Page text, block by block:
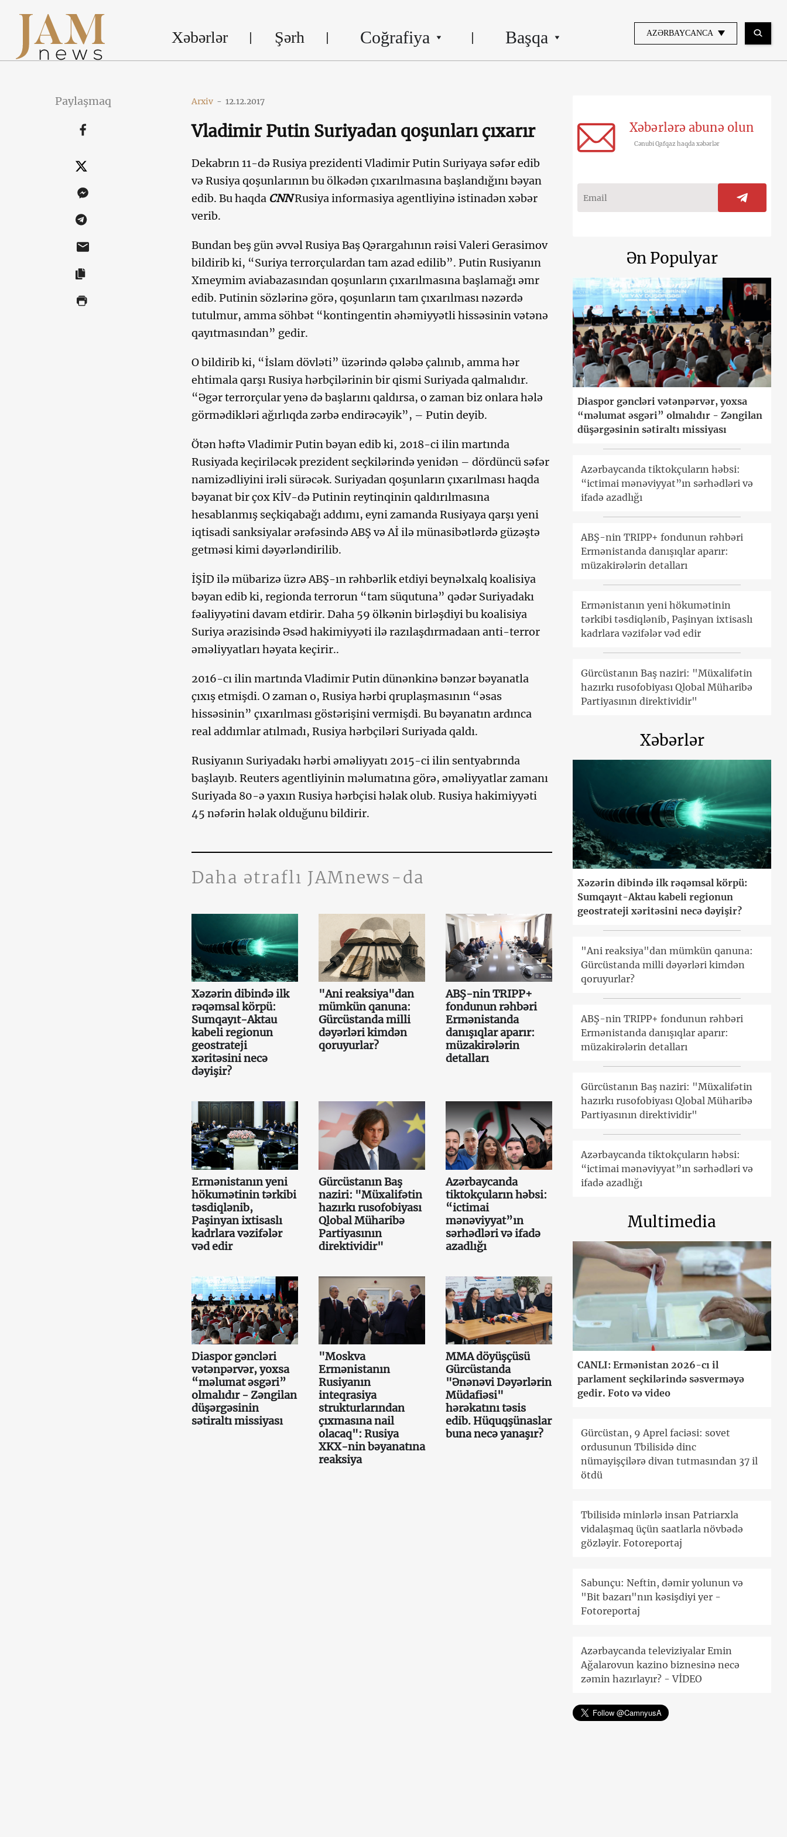
Xəbərlər Şərh Coğrafiya Başqa AZƏRBAYCANCA
Paylaşmaq Arxiv - 12.12.2017
Vladimir Putin Suriyadan qoşunları çıxarır
Dekabrın 11-də Rusiya prezidenti Vladimir Putin Suriyaya səfər edib
və Rusiya qoşunlarının bu ölkədən çıxarılmasına başlandığını bəyan
edib. Bu haqda CNNRusiya informasiya agentliyinə istinadən xəbər
verib.
Bundan beş gün əvvəl Rusiya Baş Qərargahının rəisi Valeri Gerasimov
bildirib ki, “Suriya terrorçulardan tam azad edilib”. Putin Rusiyanın
Xmeymim aviabazasından qoşunların çıxarılmasına başlamağı əmr
edib. Putinin sözlərinə görə, qoşunların tam çıxarılması nəzərdə
tutulmur, amma söhbət “kontingentin əhəmiyyətli hissəsinin vətənə
qayıtmasından” gedir.
O bildirib ki, “İslam dövləti” üzərində qələbə çalınıb, amma hər
ehtimala qarşı Rusiya hərbçilərinin bir qismi Suriyada qalmalıdır.
“Əgər terrorçular yenə də başlarını qaldırsa, o zaman biz onlara hələ
görmədikləri ağırlıqda zərbə endirəcəyik”, – Putin deyib.
Ötən həftə Vladimir Putin bəyan edib ki, 2018-ci ilin martında
Rusiyada keçiriləcək prezident seçkilərində yenidən – dördüncü səfər
namizədliyini irəli sürəcək. Suriyadan qoşunların çıxarılması haqda
bəyanat bir çox KİV-də Putinin reytinqinin qaldırılmasına
hesablanmış seçkiqabağı addımı, eyni zamanda Rusiyaya qarşı yeni
iqtisadi sanksiyalar ərəfəsində ABŞ və Aİ ilə münasibətlərdə güzəştə
getməsi kimi dəyərləndirilib.
İŞİD ilə mübarizə üzrə ABŞ-ın rəhbərlik etdiyi beynəlxalq koalisiya
bəyan edib ki, regionda terrorun “tam süqutuna” qədər Suriyadakı
fəaliyyətini davam etdirir. Daha 59 ölkənin birləşdiyi bu koalisiya
Suriya ərazisində Əsəd hakimiyyəti ilə razılaşdırmadaan anti-terror
əməliyyatları həyata keçirir..
2016-cı ilin martında Vladimir Putin dünənkinə bənzər bəyanatla
çıxış etmişdi. O zaman o, Rusiya hərbi qruplaşmasının “əsas
hissəsinin” çıxarılması göstərişini vermişdi. Bu bəyanatın ardınca
real addımlar atılmadı, Rusiya hərbçiləri Suriyada qaldı.
Rusiyanın Suriyadakı hərbi əməliyyatı 2015-ci ilin sentyabrında
başlayıb. Reuters agentliyinin məlumatına görə, əməliyyatlar zamanı
Suriyada 80-ə yaxın Rusiya hərbçisi həlak olub. Rusiya hakimiyyəti
45 nəfərin həlak olduğunu bildirir.
Daha ətraflı JAMnews-da
Xəzərin dibində ilk
rəqəmsal körpü:
Sumqayıt-Aktau
kabeli regionun
geostrateji
xəritəsini necə
dəyişir?
"Ani reaksiya"dan
mümkün qanuna:
Gürcüstanda milli
dəyərləri kimdən
qoruyurlar?
ABŞ-nin TRIPP+
fondunun rəhbəri
Ermənistanda
danışıqlar aparır:
müzakirələrin
detalları
Ermənistanın yeni
hökumətinin tərkibi
təsdiqlənib,
Paşinyan ixtisaslı
kadrlara vəzifələr
vəd edir
Gürcüstanın Baş
naziri: "Müxalifətin
hazırkı rusofobiyası
Qlobal Müharibə
Partiyasının
direktividir"
Azərbaycanda
tiktokçuların həbsi:
“ictimai
mənəviyyat”ın
sərhədləri və ifadə
azadlığı
Diaspor gəncləri
vətənpərvər, yoxsa
“məlumat əsgəri”
olmalıdır - Zəngilan
düşərgəsinin
sətiraltı missiyası
"Moskva
Ermənistanın
Rusiyanın
inteqrasiya
strukturlarından
çıxmasına nail
olacaq": Rusiya
XKX-nin bəyanatına
reaksiya
MMA döyüşçüsü
Gürcüstanda
"Ənənəvi Dəyərlərin
Müdafiəsi"
hərəkatını təsis
edib. Hüquqşünaslar
buna necə yanaşır?
Xəbərlərə abunə olun
Cənubi Qafqaz haqda xəbərlər
Ən Populyar
Diaspor gəncləri vətənpərvər, yoxsa
“məlumat əsgəri” olmalıdır - Zəngilan
düşərgəsinin sətiraltı missiyası
Azərbaycanda tiktokçuların həbsi:
“ictimai mənəviyyat”ın sərhədləri və
ifadə azadlığı
ABŞ-nin TRIPP+ fondunun rəhbəri
Ermənistanda danışıqlar aparır:
müzakirələrin detalları
Ermənistanın yeni hökumətinin
tərkibi təsdiqlənib, Paşinyan ixtisaslı
kadrlara vəzifələr vəd edir
Gürcüstanın Baş naziri: "Müxalifətin
hazırkı rusofobiyası Qlobal Müharibə
Partiyasının direktividir"
Xəbərlər
Xəzərin dibində ilk rəqəmsal körpü:
Sumqayıt-Aktau kabeli regionun
geostrateji xəritəsini necə dəyişir?
"Ani reaksiya"dan mümkün qanuna:
Gürcüstanda milli dəyərləri kimdən
qoruyurlar?
ABŞ-nin TRIPP+ fondunun rəhbəri
Ermənistanda danışıqlar aparır:
müzakirələrin detalları
Gürcüstanın Baş naziri: "Müxalifətin
hazırkı rusofobiyası Qlobal Müharibə
Partiyasının direktividir"
Azərbaycanda tiktokçuların həbsi:
“ictimai mənəviyyat”ın sərhədləri və
ifadə azadlığı
Multimedia
CANLI: Ermənistan 2026-cı il
parlament seçkilərində səsverməyə
gedir. Foto və video
Gürcüstan, 9 Aprel faciəsi: sovet
ordusunun Tbilisidə dinc
nümayişçilərə divan tutmasından 37 il
ötdü
Tbilisidə minlərlə insan Patriarxla
vidalaşmaq üçün saatlarla növbədə
gözləyir. Fotoreportaj
Sabunçu: Neftin, dəmir yolunun və
"Bit bazarı"nın kəsişdiyi yer -
Fotoreportaj
Azərbaycanda televiziyalar Emin
Ağalarovun kazino biznesinə necə
zəmin hazırlayır? - VİDEO